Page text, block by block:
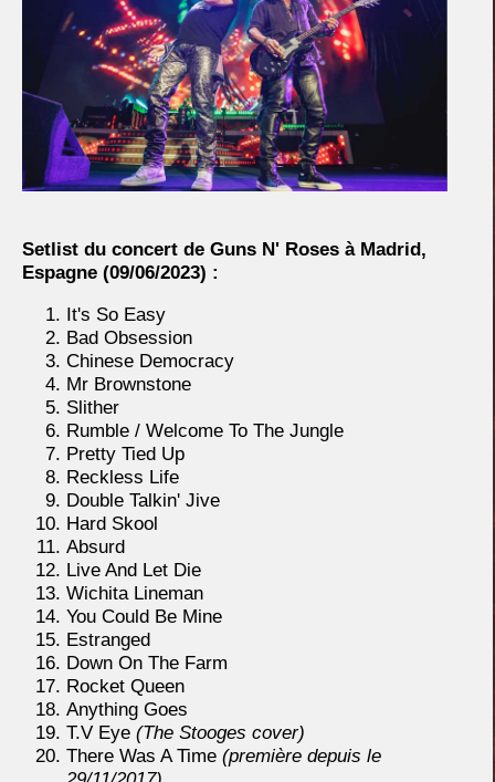
Setlist du concert de Guns N' Roses à Madrid,
Espagne (09/06/2023) :
It's So Easy
Bad Obsession
Chinese Democracy
Mr Brownstone
Slither
Rumble / Welcome To The Jungle
Pretty Tied Up
Reckless Life
Double Talkin' Jive
Hard Skool
Absurd
Live And Let Die
Wichita Lineman
You Could Be Mine
Estranged
Down On The Farm
Rocket Queen
Anything Goes
T.V Eye (The Stooges cover)
There Was A Time (première depuis le